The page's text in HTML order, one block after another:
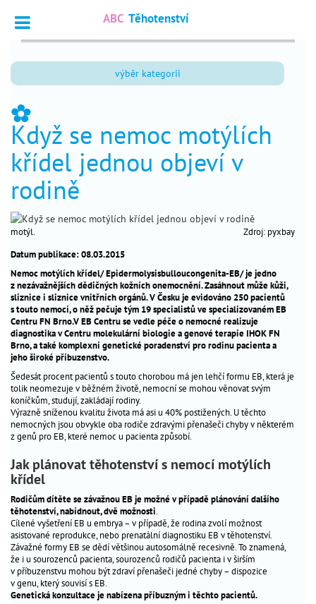
_ Dotazy
Výpočet
termínu
Fórum
čtenářů
nejčtenější
_ chci
otěhotnět
_ těhotenství
_ péče
dítě
_ antikoncepce
_ gynekologická
prevence
Nejčtenější
dotazy
odborníkům
aktuality
hitparáda
jmen
problémy
s
ABC Těhotenství
výběr kategorii
_
Když se nemoc motýlích
křídel jednou objeví v
rodině
motýl.
Zdroj: pyxbay
Datum publikace: 08.03.2015
Nemoc motýlích křídel/ Epidermolysisbulloucongenita-EB/ je jedno
z nezávažnějších dědičných kožních onemocnění. Zasáhnout může kůži,
sliznice i sliznice vnitřních orgánů. V Česku je evidováno 250 pacientů
s touto nemocí, o něž pečuje tým 19 specialistů ve specializovaném EB
Centru FN Brno.V EB Centru se vedle péče o nemocné realizuje
diagnostika v Centru molekulární biologie a genové terapie IHOK FN
Brno, a také komplexní genetické poradenství pro rodinu pacienta a
jeho široké příbuzenstvo.
Šedesát procent pacientů s touto chorobou má jen lehčí formu EB, která je
tolik neomezuje v běžném životě, nemocní se mohou věnovat svým
koníčkům, studují, zakládají rodiny.
Výrazně sníženou kvalitu života má asi u 40% postižených. U těchto
nemocných jsou obvykle oba rodiče zdravými přenašeči chyby v některém
z genů pro EB, které nemoc u pacienta způsobí.
Jak plánovat těhotenství s nemocí motýlích
křídel
Rodičům dítěte se závažnou EB je možné v případě plánování dalšího
těhotenství, nabídnout, dvě možnosti
Cílené vyšetření EB u embrya – v případě, že rodina zvolí možnost
asistované reprodukce, nebo prenatální diagnostiku EB v těhotenství.
Závažné formy EB se dědí většinou autosomálně recesivně. To znamená,
že i u sourozenců pacienta, sourozenců rodičů pacienta i v širším
v příbuzenstvu mohou být zdraví přenašeči jedné chyby – dispozice
v genu, který souvisí s EB.
Genetická konzultace je nabízena příbuzným i těchto pacientů.